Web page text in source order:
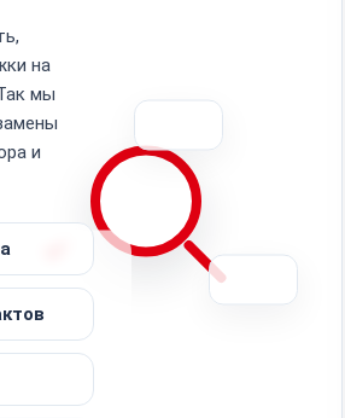
на
мы
и